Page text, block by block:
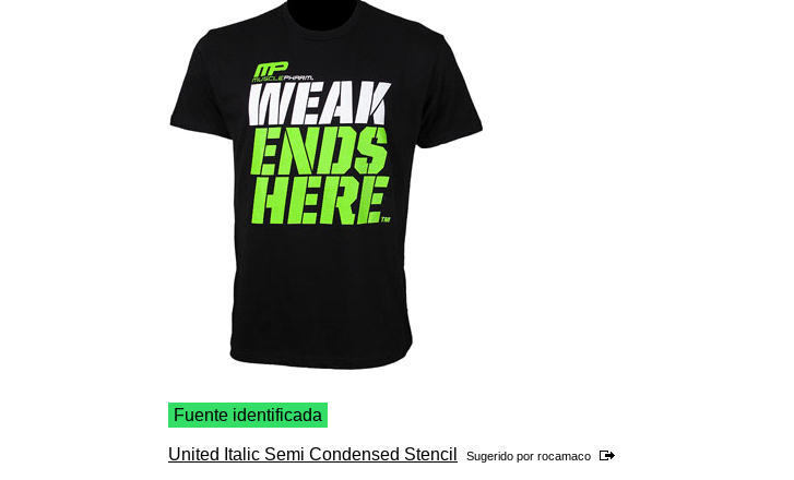
Fuente identificada
United Italic Semi Condensed Stencil Sugerido por rocamaco